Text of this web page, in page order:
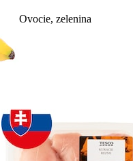
Ovocie, zelenina